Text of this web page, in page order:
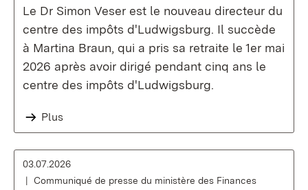
Le Dr Simon Veser est le nouveau directeur du
centre des impôts d'Ludwigsburg. Il succède
à Martina Braun, qui a pris sa retraite le 1er mai
2026 après avoir dirigé pendant cinq ans le
centre des impôts d'Ludwigsburg.
Plus
03.07.2026
Communiqué de presse du ministère des Finances